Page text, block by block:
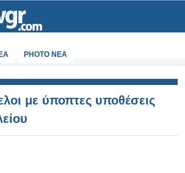
PHOTO NEA
με ύποπτες υποθέσεις